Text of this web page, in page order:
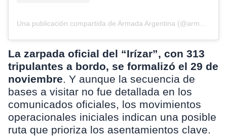
La zarpada oficial del “Irízar”, con 313
tripulantes a bordo, se formalizó el 29 de
noviembre. Y aunque la secuencia de
bases a visitar no fue detallada en los
comunicados oficiales, los movimientos
operacionales iniciales indican una posible
ruta que prioriza los asentamientos clave.